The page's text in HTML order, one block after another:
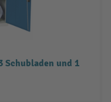
und 1